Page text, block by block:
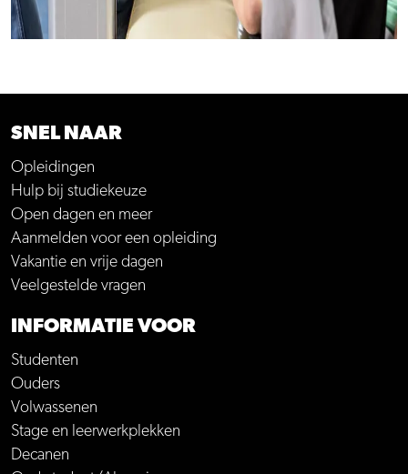
SNEL NAAR
Opleidingen
Hulp bij studiekeuze
Open dagen en meer
Aanmelden voor een opleiding
Vakantie en vrije dagen
Veelgestelde vragen
INFORMATIE VOOR
Studenten
Ouders
Volwassenen
Stage en leerwerkplekken
Decanen